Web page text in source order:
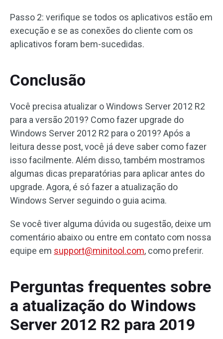
Passo 2: verifique se todos os aplicativos estão em
execução e se as conexões do cliente com os
aplicativos foram bem-sucedidas.
Conclusão
Você precisa atualizar o Windows Server 2012 R2
para a versão 2019? Como fazer upgrade do
Windows Server 2012 R2 para o 2019? Após a
leitura desse post, você já deve saber como fazer
isso facilmente. Além disso, também mostramos
algumas dicas preparatórias para aplicar antes do
upgrade. Agora, é só fazer a atualização do
Windows Server seguindo o guia acima.
Se você tiver alguma dúvida ou sugestão, deixe um
comentário abaixo ou entre em contato com nossa
equipe em support@minitool.com, como preferir.
Perguntas frequentes sobre
a atualização do Windows
Server 2012 R2 para 2019